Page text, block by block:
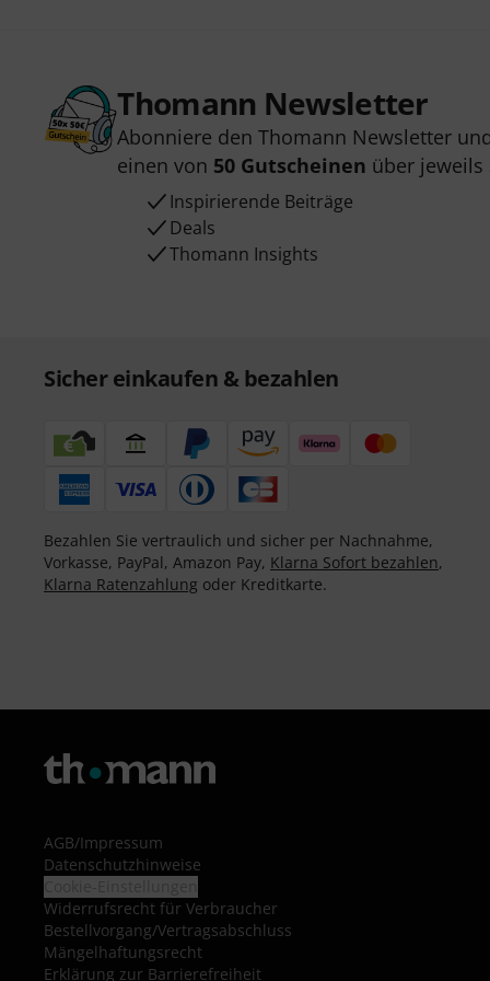
Thomann Newsletter
Abonniere den Thomann Newsletter
einen von 50 Gutscheinen über jeweils
Inspirierende Beiträge
Deals
Thomann Insights
Sicher einkaufen & bezahlen
Bezahlen Sie vertraulich und sicher per Nachnahme,
Vorkasse, PayPal, Amazon Pay, Klarna Sofort bezahlen,
Klarna Ratenzahlung oder Kreditkarte.
AGB/Impressum
Datenschutzhinweise
Widerrufsrecht für Verbraucher
Bestellvorgang/Vertragsabschluss
Mängelhaftungsrecht
Erklärung zur Barrierefreiheit